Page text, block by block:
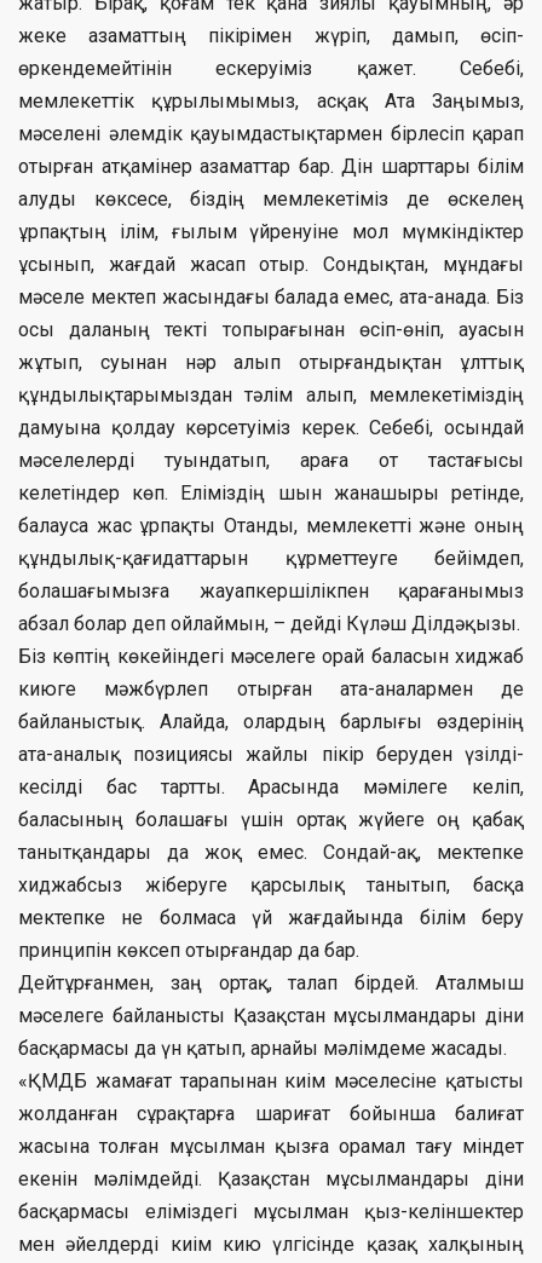
жеке азаматтың пікірімен жүріп, дамып, өсіп-
өркендемейтінін ескеруіміз қажет. Себебі,
мемлекеттік құрылымымыз, асқақ Ата Заңымыз,
мәселені әлемдік қауымдастықтармен бірлесіп қарап
отырған атқамінер азаматтар бар. Дін шарттары білім
алуды көксесе, біздің мемлекетіміз де өскелең
ұрпақтың ілім, ғылым үйренуіне мол мүмкіндіктер
ұсынып, жағдай жасап отыр. Сондықтан, мұндағы
мәселе мектеп жасындағы балада емес, ата-анада. Біз
осы даланың текті топырағынан өсіп-өніп, ауасын
жұтып, суынан нәр алып отырғандықтан ұлттық
құндылықтарымыздан тәлім алып, мемлекетіміздің
дамуына қолдау көрсетуіміз керек. Себебі, осындай
мәселелерді туындатып, араға от тастағысы
келетіндер көп. Еліміздің шын жанашыры ретінде,
балауса жас ұрпақты Отанды, мемлекетті және оның
құндылық-қағидаттарын құрметтеуге бейімдеп,
болашағымызға жауапкершілікпен қарағанымыз
абзал болар деп ойлаймын, – дейді Күләш Ділдәқызы.
Біз көптің көкейіндегі мәселеге орай баласын хиджаб
киюге мәжбүрлеп отырған ата-аналармен де
байланыстық. Алайда, олардың барлығы өздерінің
ата-аналық позициясы жайлы пікір беруден үзілді-
кесілді бас тартты. Арасында мәмілеге келіп,
баласының болашағы үшін ортақ жүйеге оң қабақ
танытқандары да жоқ емес. Сондай-ақ, мектепке
хиджабсыз жіберуге қарсылық танытып, басқа
мектепке не болмаса үй жағдайында білім беру
принципін көксеп отырғандар да бар.
Дейтұрғанмен, заң ортақ, талап бірдей. Аталмыш
мәселеге байланысты Қазақстан мұсылмандары діни
басқармасы да үн қатып, арнайы мәлімдеме жасады.
«ҚМДБ жамағат тарапынан киім мәселесіне қатысты
жолданған сұрақтарға шариғат бойынша балиғат
жасына толған мұсылман қызға орамал тағу міндет
екенін мәлімдейді. Қазақстан мұсылмандары діни
басқармасы еліміздегі мұсылман қыз-келіншектер
мен әйелдерді киім кию үлгісінде қазақ халқының